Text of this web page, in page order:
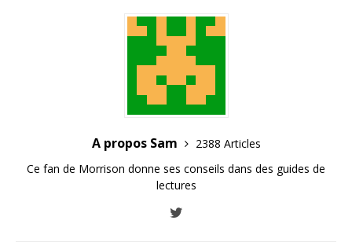
A propos Sam
2388 Articles
Ce fan de Morrison donne ses conseils dans des guides de
lectures